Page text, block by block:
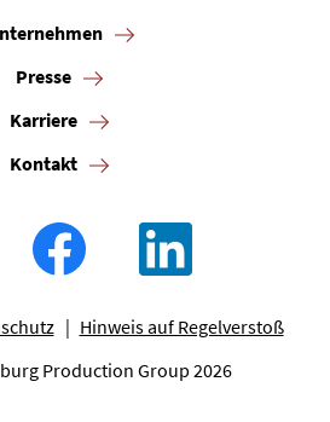
Presse
Karriere
Kontakt
Hinweis auf Regelverstoß
Production Group 2026